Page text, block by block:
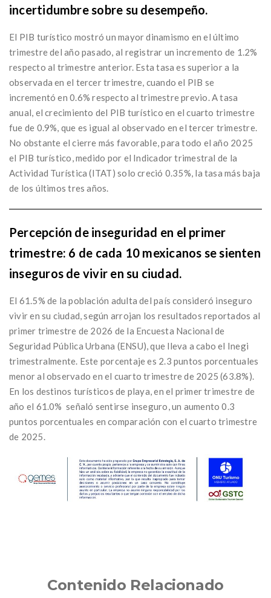
incertidumbre sobre su desempeño.
El PIB turístico mostró un mayor dinamismo en el último
trimestre del año pasado, al registrar un incremento de 1.2%
respecto al trimestre anterior. Esta tasa es superior a la
observada en el tercer trimestre, cuando el PIB se
incrementó en 0.6% respecto al trimestre previo. A tasa
anual, el crecimiento del PIB turístico en el cuarto trimestre
fue de 0.9%, que es igual al observado en el tercer trimestre.
No obstante el cierre más favorable, para todo el año 2025
el PIB turístico, medido por el Indicador trimestral de la
Actividad Turística (ITAT) solo creció 0.35%, la tasa más baja
de los últimos tres años.
Percepción de inseguridad en el primer
trimestre: 6 de cada 10 mexicanos se sienten
inseguros de vivir en su ciudad.
El 61.5% de la población adulta del país consideró inseguro
vivir en su ciudad, según arrojan los resultados reportados al
primer trimestre de 2026 de la Encuesta Nacional de
Seguridad Pública Urbana (ENSU), que lleva a cabo el Inegi
trimestralmente. Este porcentaje es 2.3 puntos porcentuales
menor al observado en el cuarto trimestre de 2025 (63.8%).
En los destinos turísticos de playa, en el primer trimestre de
año el 61.0% señaló sentirse inseguro, un aumento 0.3
puntos porcentuales en comparación con el cuarto trimestre
de 2025.
Contenido Relacionado